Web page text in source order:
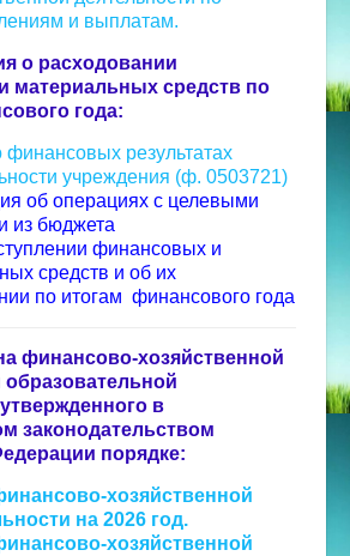
и выплатам.
о расходовании
материальных средств по
года:
финансовых результатах
учреждения (ф. 0503721)
об операциях с целевыми
из бюджета
финансовых и
средств и об их
по итогам финансового года
финансово-хозяйственной
образовательной
в
законодательством
порядке:
хозяйственной
на 2026 год.
хозяйственной